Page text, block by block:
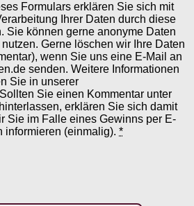
Formulars erklären Sie sich mit
Ihrer Daten durch diese
Sie können gerne anonyme Daten
Gerne löschen wir Ihre Daten
wenn Sie uns eine E-Mail an
senden. Weitere Informationen
Sie in unserer
Sie einen Kommentar unter
erklären Sie sich damit
Sie im Falle eines Gewinns per E-
informieren (einmalig). *